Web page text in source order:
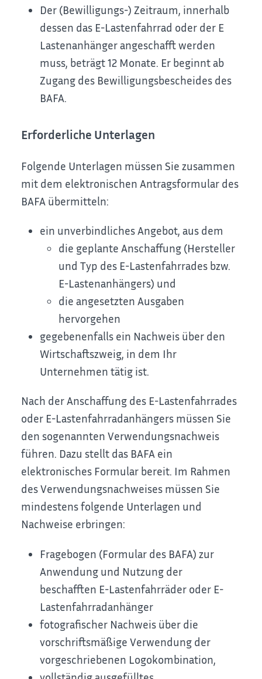
Der (Bewilligungs-) Zeitraum, innerhalb
dessen das E-Lastenfahrrad oder der E
Lastenanhänger angeschafft werden
muss, beträgt 12 Monate. Er beginnt ab
Zugang des Bewilligungsbescheides des
BAFA.
Erforderliche Unterlagen
Folgende Unterlagen müssen Sie zusammen
mit dem elektronischen Antragsformular des
BAFA übermitteln:
ein unverbindliches Angebot, aus dem
die geplante Anschaffung (Hersteller
und Typ des E-Lastenfahrrades bzw.
E-Lastenanhängers) und
die angesetzten Ausgaben
hervorgehen
gegebenenfalls ein Nachweis über den
Wirtschaftszweig, in dem Ihr
Unternehmen tätig ist.
Nach der Anschaffung des E-Lastenfahrrades
oder E-Lastenfahrradanhängers müssen Sie
den sogenannten Verwendungsnachweis
führen. Dazu stellt das BAFA ein
elektronisches Formular bereit. Im Rahmen
des Verwendungsnachweises müssen Sie
mindestens folgende Unterlagen und
Nachweise erbringen:
­Fragebogen (Formular des BAFA) zur
Anwendung und Nutzung der
beschafften E-Lastenfahrräder oder E-
Lastenfahrradanhänger
­fotografischer Nachweis über die
vorschriftsmäßige Verwendung der
vorgeschriebenen Logokombination,